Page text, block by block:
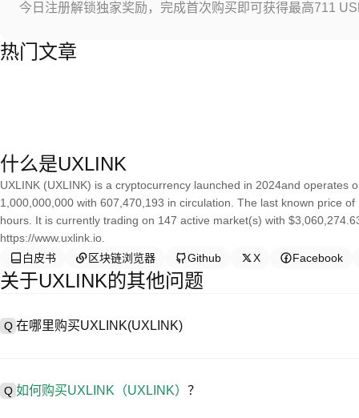
今日注册解锁独家奖励，完成首次购买即可获得最高711
热门文章
什么是UXLINK
UXLINK (UXLINK) is a cryptocurrency launched in 2024and operates
1,000,000,000 with 607,470,193 in circulation. The last known price
hours. It is currently trading on 147 active market(s) with
https://www.uxlink.io.
白皮书
区块链浏览器 Github X Facebook
关于UXLINK的其他问题
Q 在哪里购买UXLINK(UXLINK)
户轻松交易。例如，P网支持多种代币交易，包括UXLINK，并提供
Q 如何购买UXLINK（UXLINK） ？